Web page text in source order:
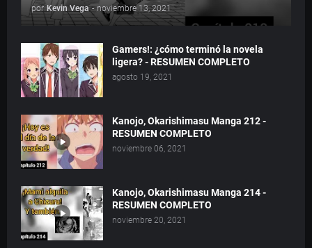
por Kevin Vega - noviembre 13, 2021
Gamers!: ¿cómo terminó la novela
ligera? - RESUMEN COMPLETO
agosto 19, 2021
Kanojo, Okarishimasu Manga 212 -
RESUMEN COMPLETO
noviembre 06, 2021
Kanojo, Okarishimasu Manga 214 -
RESUMEN COMPLETO
noviembre 20, 2021